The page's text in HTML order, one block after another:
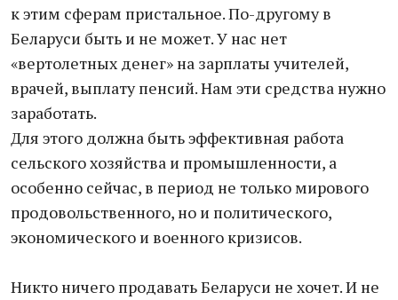
к этим сферам пристальное. По-другому в
Беларуси быть и не может. У нас нет
«вертолетных денег» на зарплаты учителей,
врачей, выплату пенсий. Нам эти средства нужно
заработать.
Для этого должна быть эффективная работа
сельского хозяйства и промышленности, а
особенно сейчас, в период не только мирового
продовольственного, но и политического,
экономического и военного кризисов.
Никто ничего продавать Беларуси не хочет. И не